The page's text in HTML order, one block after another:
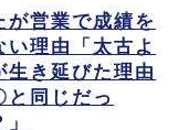
が営業で成績を
い理由「太古よ
生き延びた理由
と同じだっ